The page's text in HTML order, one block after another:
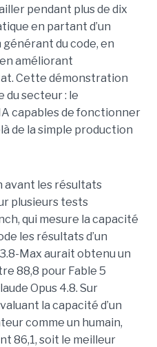
pendant plus de dix
en partant d’un
du code, en
améliorant
Cette démonstration
secteur : le
capables de fonctionner
de la simple production
avant les résultats
plusieurs tests
qui mesure la capacité
les résultats d’un
Max aurait obtenu un
88,8 pour Fable 5
Opus 4.8. Sur
la capacité d’un
comme un humain,
86,1, soit le meilleur